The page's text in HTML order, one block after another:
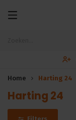
Home Harting 24
Harting 24